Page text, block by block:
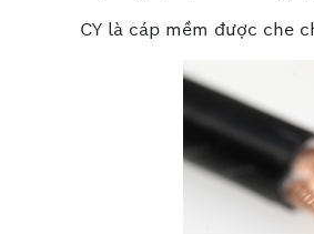
CY là cáp mềm được che